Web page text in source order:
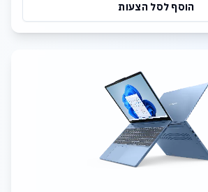
הוסף לסל הצעות